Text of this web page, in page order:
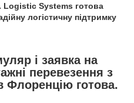
Logistic Systems готова
логістичну підтримку
і заявка на
перевезення з
Флоренцію готова.